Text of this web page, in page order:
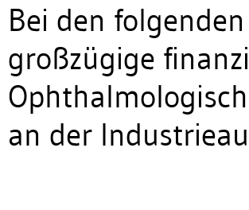
Bei den
großzügige
an der